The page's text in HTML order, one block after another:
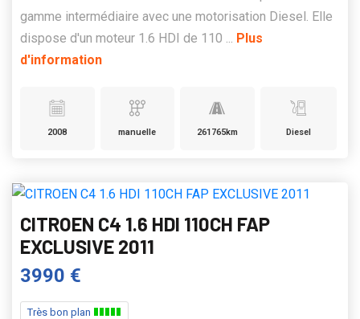
gamme intermédiaire avec une motorisation Diesel. Elle
dispose d'un moteur 1.6 HDI de 110 ... Plus
d'information
2008 manuelle 261765km Diesel
CITROEN C4 1.6 HDI 110CH FAP
EXCLUSIVE 2011
3990 €
Très bon plan